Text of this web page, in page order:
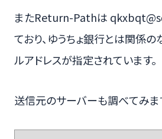
またReturn-Pathは
ており、ゆうちょ銀行とは関係の
ルアドレスが指定されています。
送信元のサーバーも調べてみま